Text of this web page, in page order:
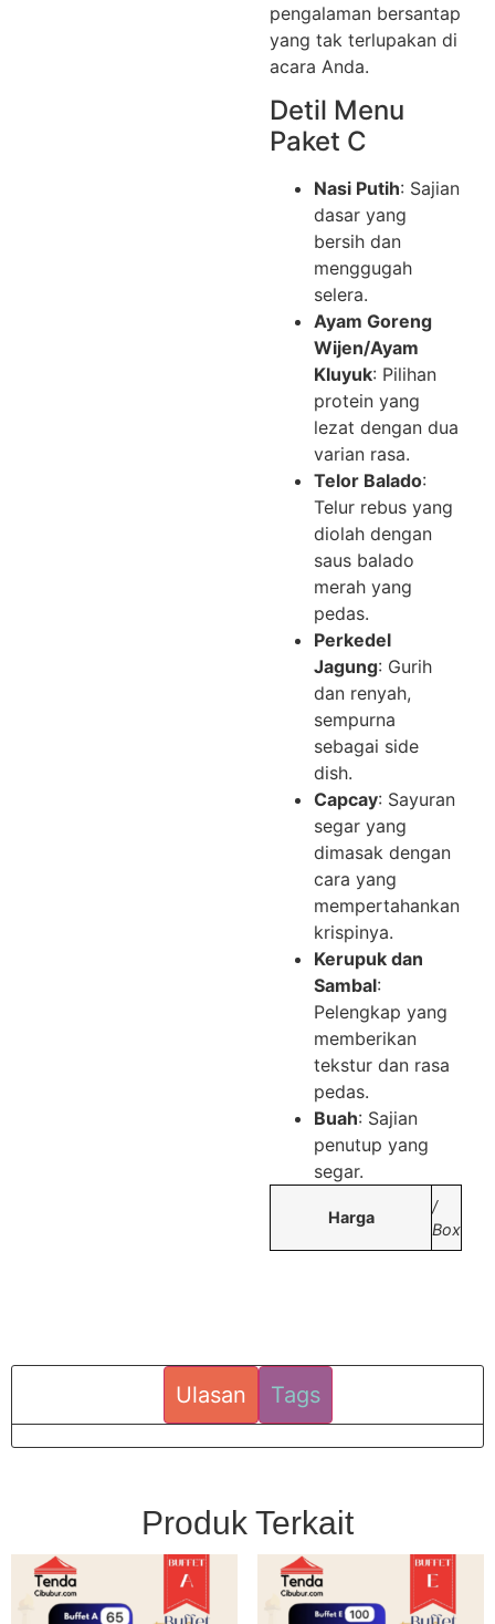
pengalaman bersantap
yang tak terlupakan di
acara Anda.
Detil Menu
Paket C
Nasi Putih: Sajian
dasar yang
bersih dan
menggugah
selera.
Ayam Goreng
Wijen/Ayam
Kluyuk: Pilihan
protein yang
lezat dengan dua
varian rasa.
Telor Balado:
Telur rebus yang
diolah dengan
saus balado
merah yang
pedas.
Perkedel
Jagung: Gurih
dan renyah,
sempurna
sebagai side
dish.
Capcay: Sayuran
segar yang
dimasak dengan
cara yang
mempertahankan
krispinya.
Kerupuk dan
Sambal:
Pelengkap yang
memberikan
tekstur dan rasa
pedas.
Buah: Sajian
penutup yang
segar.
Harga
/
Box
Ulasan Tags
Produk Terkait